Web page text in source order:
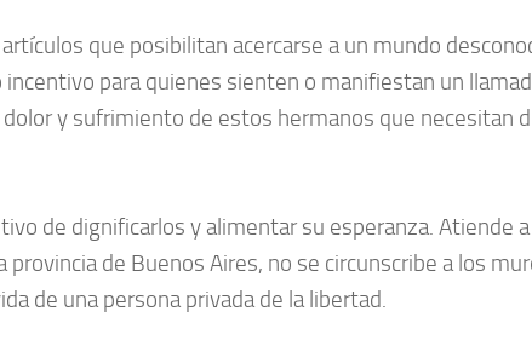
que posibilitan acercarse a un mundo
para quienes sienten o manifiestan un
y sufrimiento de estos hermanos que necesitan
de dignificarlos y alimentar su esperanza. Atiende
de Buenos Aires, no se circunscribe a los
de una persona privada de la libertad.